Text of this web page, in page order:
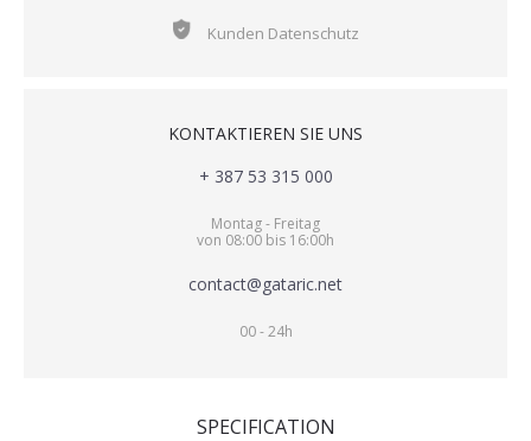
Kunden Datenschutz
KONTAKTIEREN SIE UNS
+ 387 53 315 000
Montag - Freitag
von 08:00 bis 16:00h
contact@gataric.net
00 - 24h
SPECIFICATION